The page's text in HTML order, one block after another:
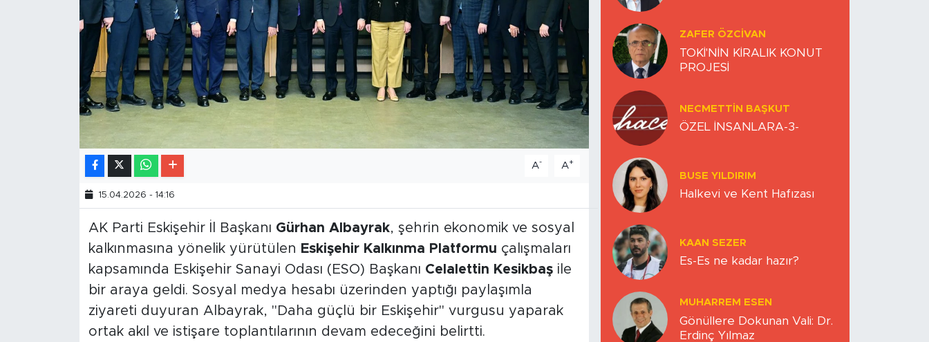
A- A+
15.04.2026 - 14:16
AK Parti Eskişehir İl Başkanı Gürhan Albayrak, şehrin ekonomik ve sosyal
kalkınmasına yönelik yürütülen Eskişehir Kalkınma Platformu çalışmaları
kapsamında Eskişehir Sanayi Odası (ESO) Başkanı Celalettin Kesikbaşile
bir araya geldi. Sosyal medya hesabı üzerinden yaptığı paylaşımla
ziyareti duyuran Albayrak, "Daha güçlü bir Eskişehir" vurgusu yaparak
ortak akıl ve istişare toplantılarının devam edeceğini belirtti.
ZAFER ÖZCIVAN
TOKİ'NİN KİRALIK KONUT
PROJESİ
NECMETTIN BAŞKUT
ÖZEL İNSANLARA-3-
BUSE YILDIRIM
Halkevi ve Kent Hafızası
KAAN SEZER
Es-Es ne kadar hazır?
MUHARREM ESEN
Gönüllere Dokunan Vali: Dr.
Erdinç Yılmaz